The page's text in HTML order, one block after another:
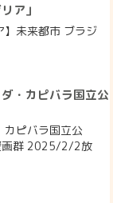
ア」
】未来都市 ブラジ
・カピバラ国立公
カピバラ国立公
画群 2025/2/2放